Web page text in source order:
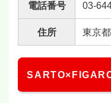
電話番号 03-
住所 東京